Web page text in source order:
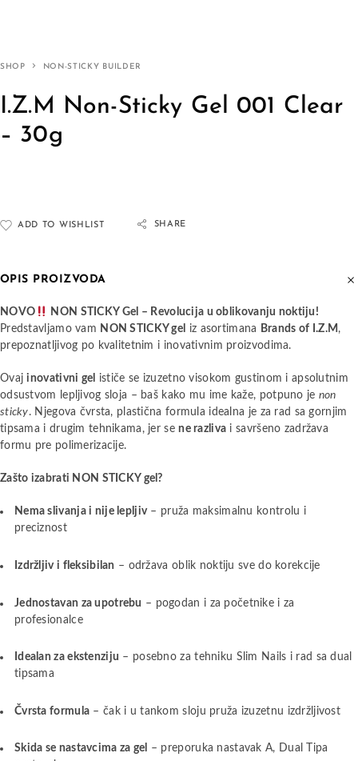
SHOP NON-STICKY BUILDER
I.Z.M Non-Sticky Gel 001 Clear
– 30g
ADD TO WISHLIST SHARE
OPIS PROIZVODA
NOVO
NON STICKY Gel – Revolucija u oblikovanju noktiju!
Predstavljamo vam NON STICKY gel iz asortimana Brands of I.Z.M ,
prepoznatljivog po kvalitetnim i inovativnim proizvodima.
Ovaj inovativni gel
ističe se izuzetno visokom gustinom i apsolutnim
odsustvom lepljivog sloja – baš kako mu ime kaže, potpuno je non
sticky. Njegova čvrsta, plastična formula idealna je za rad sa gornjim
tipsama i drugim tehnikama, jer sene razliva i savršeno zadržava
formu pre polimerizacije.
Zašto izabrati NON STICKY gel?
Nema slivanja i nije lepljiv– pruža maksimalnu kontrolu i
preciznost
Izdržljiv i fleksibilan – održava oblik noktiju sve do korekcije
Jednostavan za upotrebu – pogodan i za početnike i za
profesionalce
Idealan za ekstenziju – posebno za tehniku Slim Nails i rad sa dual
tipsama
Čvrsta formula – čak i u tankom sloju pruža izuzetnu izdržljivost
Skida se nastavcima za gel
– preporuka nastavak A, Dual Tipa